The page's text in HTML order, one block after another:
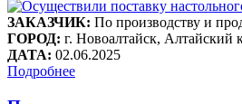
ЗАКАЗЧИК: По производству и
ГОРОД: г. Новоалтайск, Алтайский
ДАТА: 02.06.2025
Подробнее